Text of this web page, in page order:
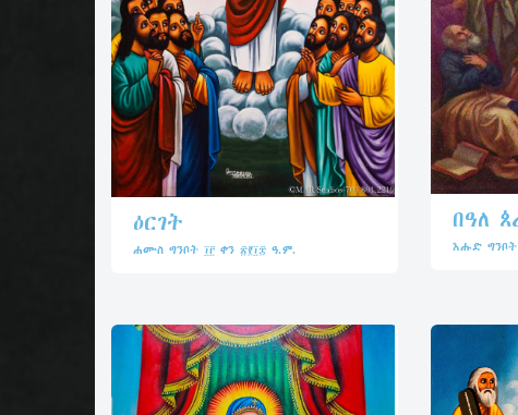
ዕርገት
ሐሙስ ግንቦት ፲፫ ቀን ፳፻፲፰ ዓ.ም.
በዓለ
እሑድ ግንቦት